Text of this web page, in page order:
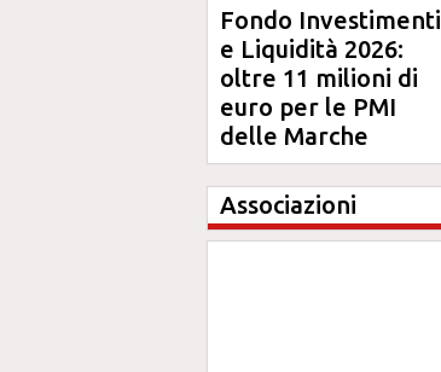
Fondo Investimenti
e Liquidità 2026:
oltre 11 milioni di
euro per le PMI
delle Marche
Associazioni